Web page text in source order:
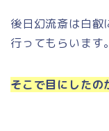
後日幻流斎は白叡
行ってもらいます。
そこで目にしたの